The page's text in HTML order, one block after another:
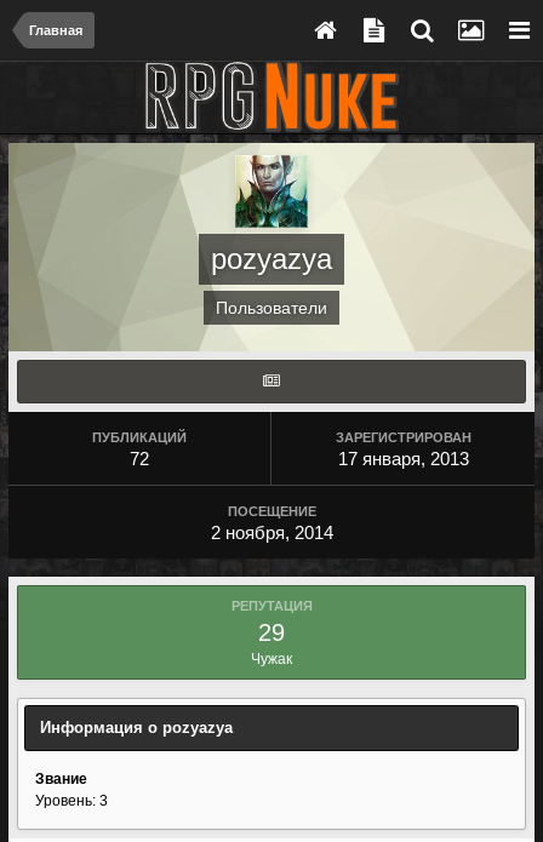
Главная
pozyazya
Пользователи
ПУБЛИКАЦИЙ
72
ЗАРЕГИСТРИРОВАН
17 января, 2013
ПОСЕЩЕНИЕ
2 ноября, 2014
РЕПУТАЦИЯ
29
Чужак
Информация о pozyazya
Звание
Уровень: 3